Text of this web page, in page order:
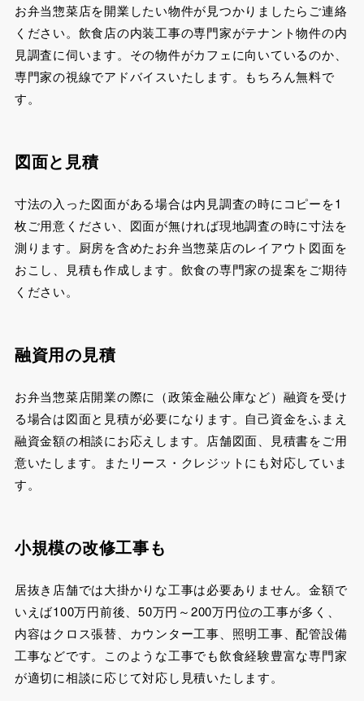
お弁当惣菜店を開業したい物件が見つかりましたらご連絡
ください。飲食店の内装工事の専門家がテナント物件の内
見調査に伺います。その物件がカフェに向いているのか、
専門家の視線でアドバイスいたします。もちろん無料で
す。
図面と見積
寸法の入った図面がある場合は内見調査の時にコピーを1
枚ご用意ください、図面が無ければ現地調査の時に寸法を
測ります。厨房を含めたお弁当惣菜店のレイアウト図面を
おこし、見積も作成します。飲食の専門家の提案をご期待
ください。
融資用の見積
お弁当惣菜店開業の際に（政策金融公庫など）融資を受け
る場合は図面と見積が必要になります。自己資金をふまえ
融資金額の相談にお応えします。店舗図面、見積書をご用
意いたします。またリース・クレジットにも対応していま
す。
小規模の改修工事も
居抜き店舗では大掛かりな工事は必要ありません。金額で
いえば100万円前後、50万円～200万円位の工事が多く、
内容はクロス張替、カウンター工事、照明工事、配管設備
工事などです。このような工事でも飲食経験豊富な専門家
が適切に相談に応じて対応し見積いたします。